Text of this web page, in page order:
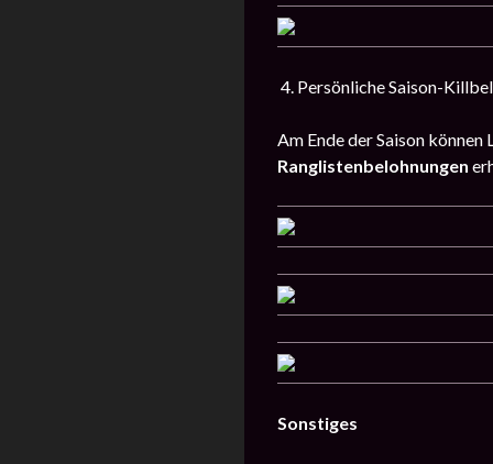
4. Persönliche Saison-
Am Ende der Saison können
Ranglistenbelohnungen
Sonstiges